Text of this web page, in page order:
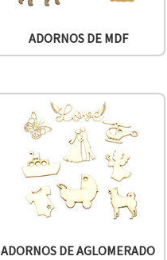
ADORNOS DE MDF
ADORNOS DE AGLOMERADO